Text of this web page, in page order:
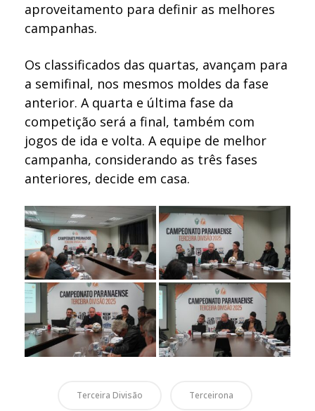
aproveitamento para definir as melhores
campanhas.
Os classificados das quartas, avançam para
a semifinal, nos mesmos moldes da fase
anterior. A quarta e última fase da
competição será a final, também com
jogos de ida e volta. A equipe de melhor
campanha, considerando as três fases
anteriores, decide em casa.
Terceira Divisão Terceirona